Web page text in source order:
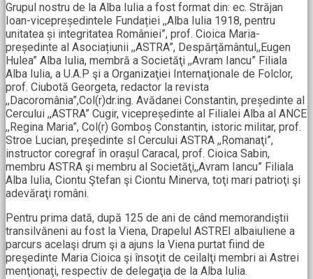
Grupul nostru de la Alba Iulia a fost format din: ec. Străjan
Ioan-vicepreședintele Fundației ,,Alba Iulia 1918, pentru
unitatea și integritatea României”, prof. Cioica Maria-
președinte al Asociațiunii ,,ASTRA”, Despărțământul,,Eugen
Hulea” Alba Iulia, membră a Societăţi ,,Avram Iancu” Filiala
Alba Iulia, a U.A.P şi a Organizaţiei Internaţionale de Folclor,
prof. Ciubotă Georgeta, redactor la revista
,,Dacoromânia”,Col(r)dr.ing. Avădanei Constantin, președinte al
Cercului ,,ASTRA” Cugir, vicepreședinte al Filialei Alba al ANCE
,,Regina Maria”, Col(r) Gomboș Constantin, istoric militar, prof.
Stroe Lucian, preşedinte sl Cercului ASTRA ,,Romanaţi”,
instructor coregraf în orașul Caracal, prof. Cioica Sabin,
membru ASTRA şi membru al Societăţi,,Avram Iancu” Filiala
Alba Iulia, Ciontu Ştefan şi Ciontu Minerva, toţi mari patrioţi şi
adevăraţi români.
Pentru prima dată, după 125 de ani de când memorandiştii
transilvăneni au fost la Viena, Drapelul ASTREI albaiuliene a
parcurs acelaşi drum şi a ajuns la Viena purtat fiind de
preşedinte Maria Cioica şi însoţit de ceilalţi membri ai Astrei
menţionaţi, respectiv de delegaţia de la Alba Iulia.